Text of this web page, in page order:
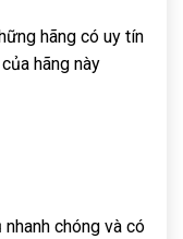
hãng có uy tín
hãng này
chóng và có